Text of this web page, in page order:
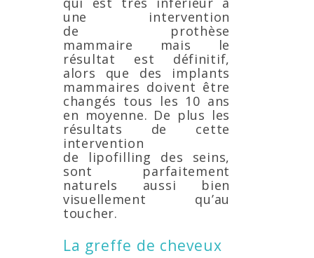
une intervention
de prothèse
mammaire mais le
résultat est définitif,
alors que des implants
mammaires doivent être
changés tous les 10 ans
en moyenne. De plus les
résultats de cette
intervention
de lipofilling des seins,
sont parfaitement
naturels aussi bien
visuellement qu’au
toucher.
La greffe de cheveux